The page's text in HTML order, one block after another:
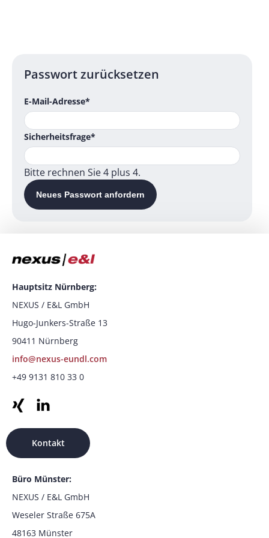
Passwort zurücksetzen
E-Mail-Adresse*
Sicherheitsfrage*
Bitte rechnen Sie 4 plus 4.
Neues Passwort anfordern
Hauptsitz Nürnberg:
NEXUS / E&L GmbH
Hugo-Junkers-Straße 13
90411 Nürnberg
info@nexus-eundl.com
+49 9131 810 33 0
Büro Münster:
NEXUS / E&L GmbH
Weseler Straße 675A
48163 Münster
Kontakt